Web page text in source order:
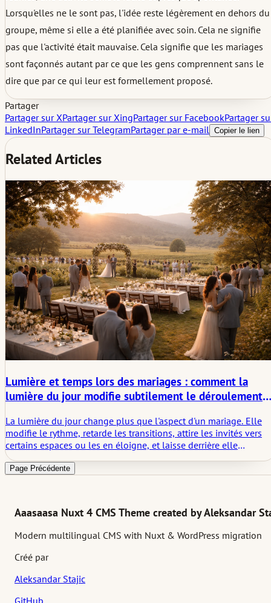
Lorsqu'elles ne le sont pas, l'idée reste légèrement en dehors du
groupe, même si elle a été planifiée avec soin. Cela ne signifie
pas que l'activité était mauvaise. Cela signifie que les mariages
sont façonnés autant par ce que les gens comprennent sans le
dire que par ce qui leur est formellement proposé.
Partager
Partager sur XPartager sur XingPartager sur FacebookPartager
LinkedInPartager sur TelegramPartager par e-mail Copier le lien
Related Articles
Lumière et temps lors des mariages : comment la
lumière du jour modifie subtilement le déroulement
La lumière du jour change plus que l'aspect d'un mariage. Elle
modifie le rythme, retarde les transitions, attire les invités vers
certains espaces ou les en éloigne, et laisse derrière elle
certaines des impressions visuelles les plus fortes de la journée.
Page Précédente
Aaasaasa Nuxt 4 CMS Theme created by Aleksandar
Modern multilingual CMS with Nuxt & WordPress migration
Créé par
Aleksandar Stajic
GitHub